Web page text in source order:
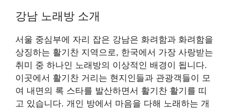
강남 노래방 소개
서울 중심부에 자리 잡은 강남은 화려함과 화려함을
상징하는 활기찬 지역으로, 한국에서 가장 사랑받는
취미 중 하나인 노래방의 이상적인 배경이 됩니다.
이곳에서 활기찬 거리는 현지인들과 관광객들이 모
여 내면의 록 스타를 발산하면서 활기찬 활기를 띠
고 있습니다. 개인 방에서 마음을 다해 노래하는 개